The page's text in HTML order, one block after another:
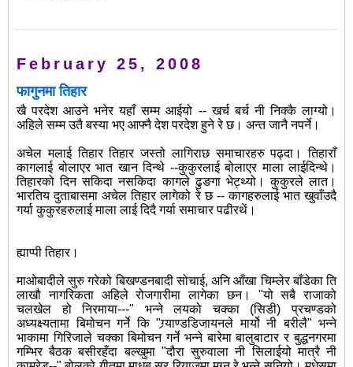
February 25, 2008
फागुनमा तिहार
खै परदेश आउने भनेर यहाँ सम्म आईयो -- खर्च बर्च नी निक्कै लाग्यो।
अहिले सम्म उतै बस्या भए आफ्नै देश परदेश हुने रे छ। अन्त जानै नपर्ने।
अचेल मलाई तिहार तिहार जस्तो लागिराछ समाचारहरु पढ्दा। तिहाराँ
कागलाई बोलाएर भात खान दिन्थे --कुकुरलाई बोलाएर माला लाईदिन्थे।
तिहारको दिन सकिदा नसकिदा कागले ढुङगा भेट्थ्यो। कुकुरले लात।
भारतिय दुताबासमा अचेल तिहार लागेको रे छ -- कागहरुलाई भात खुवाँउदै
गर्या कुकुरहरुलाई माला लाई दिदै गर्या समाचार पढीरथें।
ह्याप्पी तिहार।
माओबादीले सुरु गरेको बिखण्डनबादी सोचाई, अनि आँखा चिम्लेर बाँडेका ति
लाखौ नागरिकता अहिले रोजगारीमा लागेका छन। "यो सबै राजाको
चलखेल हो निरमाया---" भन्ने लयको चक्का (सिडी) प्रचण्डको
अध्यक्ष्यतामा बिमोचन गर्ने कि "ग्र्याण्डडिजायनले मार्यो नी बरीलै" भन्ने
भाकामा गिरिजाले चक्का बिमोचन गर्ने भन्ने बारेमा बालुबाटार र बुद्धनगरमा
गम्भिर बैठक बसीरहँदा बल्खुमा "दौरा सुरुवाला नी सिलाईयो मात्रै नी